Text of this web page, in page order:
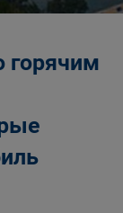
горячим